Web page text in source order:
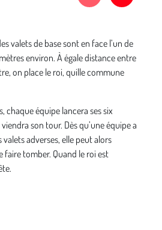
valets de base sont en face l’un de
environ. À égale distance entre
on place le roi, quille commune
chaque équipe lancera ses six
son tour. Dès qu’une équipe a
adverses, elle peut alors
faire tomber. Quand le roi est